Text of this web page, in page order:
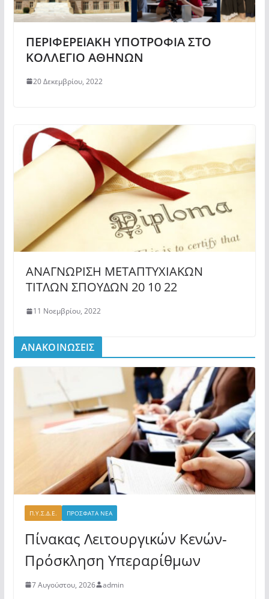
ΠΕΡΙΦΕΡΕΙΑΚΗ ΥΠΟΤΡΟΦΙΑ ΣΤΟ
ΚΟΛΛΕΓΙΟ ΑΘΗΝΩΝ
20 Δεκεμβρίου, 2022
ΑΝΑΓΝΩΡΙΣΗ ΜΕΤΑΠΤΥΧΙΑΚΩΝ
ΤΙΤΛΩΝ ΣΠΟΥΔΩΝ 20 10 22
11 Νοεμβρίου, 2022
ΑΝΑΚΟΙΝΩΣΕΙΣ
Π.Υ.Σ.Δ.Ε. ΠΡΟΣΦΑΤΑ ΝΕΑ
Πίνακας Λειτουργικών Κενών-
Πρόσκληση Υπεραρίθμων
7 Αυγούστου, 2026 admin